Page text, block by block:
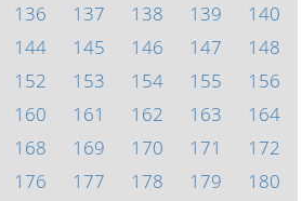
136 137 138 139
140
144 145 146 147
148
152 153 154 155
156
160 161 162 163
164
168 169 170 171
172
176 177 178 179
180